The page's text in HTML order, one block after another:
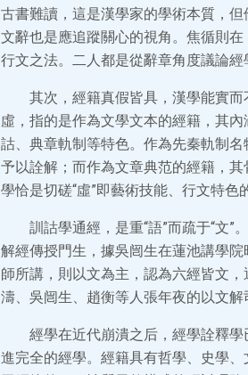
古書難讀，這是漢學家的學術本質，但
文辭也是應追蹤關心的視角。焦循則
行文之法。二人都是從辭章角度議論經
其次，經籍真假皆具，漢學能實
虛，指的是作為文學文本的經籍，其
詁、典章軌制等特色。作為先秦軌制
予以詮解；而作為文章典范的經籍，
學恰是切磋“虛”即藝術技能、行文特色
訓詁學通經，是重“語”而疏于“文
解經傳授門生，據吳闿生在蓮池講學
師所講，則以文為主，認為六經皆文
濤、吳闿生、趙衡等人張年夜的以文
經學在近代崩潰之后，經學詮釋
進完全的經學。經籍具有哲學、史學